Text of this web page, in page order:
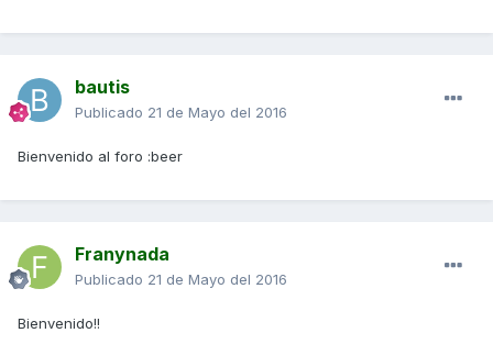
bautis
Publicado 21 de Mayo del 2016
Bienvenido al foro :beer
Franynada
Publicado 21 de Mayo del 2016
Bienvenido!!